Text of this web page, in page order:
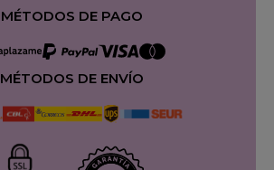
MÉTODOS DE PAGO
MÉTODOS DE ENVÍO